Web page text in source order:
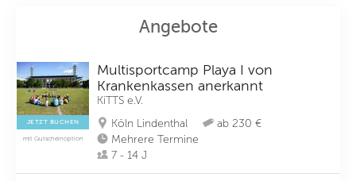
Angebote
JETZT BUCHEN
mit Gutscheinoption
Multisportcamp Playa I von
Krankenkassen anerkannt
KiTTS e.V.
Köln Lindenthal
ab 230 €
Mehrere Termine
7 - 14 J